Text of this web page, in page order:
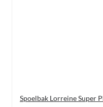
Spoelbak Lorreine Super